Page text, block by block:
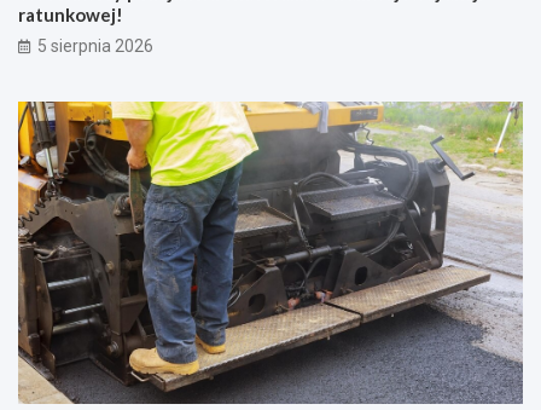
ratunkowej!
5 sierpnia 2026